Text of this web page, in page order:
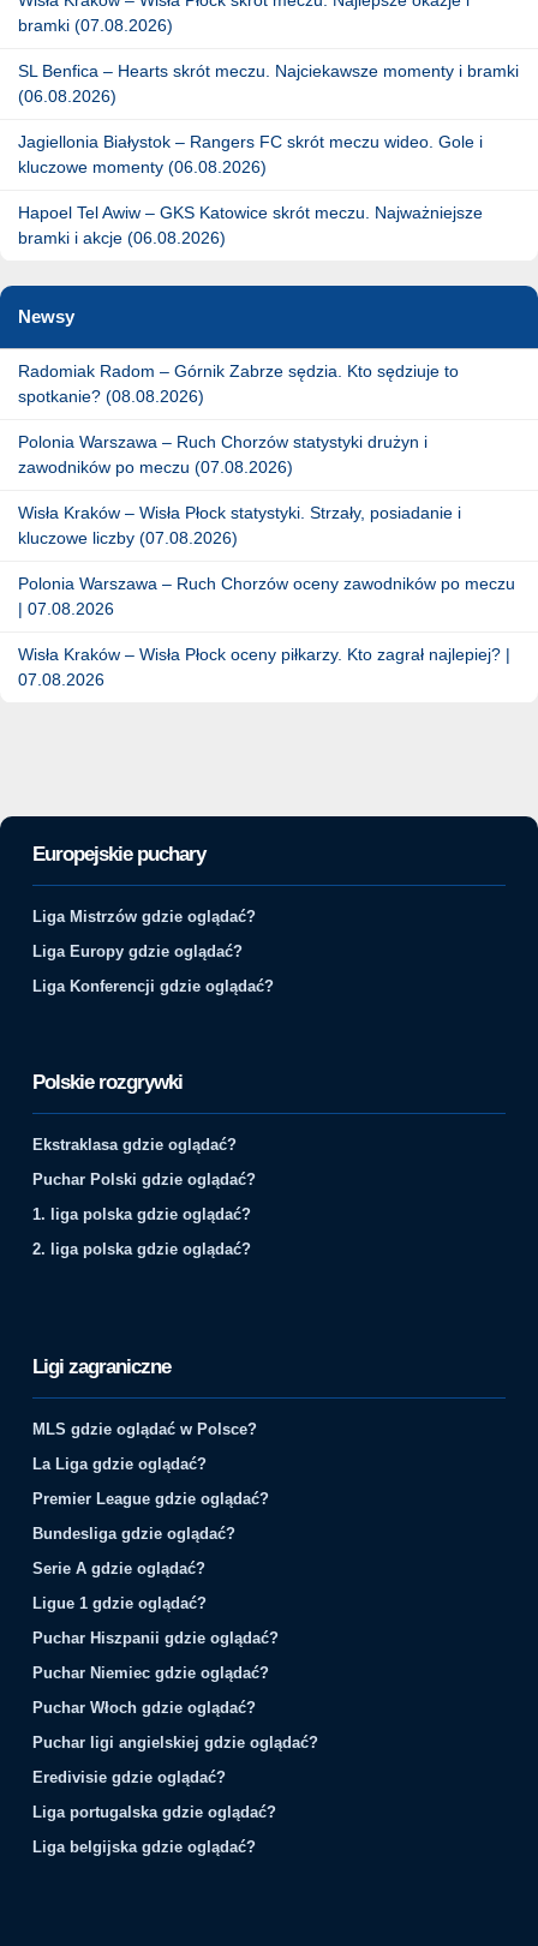
bramki (07.08.2026)
SL Benfica – Hearts skrót meczu. Najciekawsze momenty i bramki
(06.08.2026)
Jagiellonia Białystok – Rangers FC skrót meczu wideo. Gole i
kluczowe momenty (06.08.2026)
Hapoel Tel Awiw – GKS Katowice skrót meczu. Najważniejsze
bramki i akcje (06.08.2026)
Newsy
Radomiak Radom – Górnik Zabrze sędzia. Kto sędziuje to
spotkanie? (08.08.2026)
Polonia Warszawa – Ruch Chorzów statystyki drużyn i
zawodników po meczu (07.08.2026)
Wisła Kraków – Wisła Płock statystyki. Strzały, posiadanie i
kluczowe liczby (07.08.2026)
Polonia Warszawa – Ruch Chorzów oceny zawodników po meczu
| 07.08.2026
Wisła Kraków – Wisła Płock oceny piłkarzy. Kto zagrał najlepiej? |
07.08.2026
Europejskie puchary
Liga Mistrzów gdzie oglądać?
Liga Europy gdzie oglądać?
Liga Konferencji gdzie oglądać?
Polskie rozgrywki
Ekstraklasa gdzie oglądać?
Puchar Polski gdzie oglądać?
1. liga polska gdzie oglądać?
2. liga polska gdzie oglądać?
Ligi zagraniczne
MLS gdzie oglądać w Polsce?
La Liga gdzie oglądać?
Premier League gdzie oglądać?
Bundesliga gdzie oglądać?
Serie A gdzie oglądać?
Ligue 1 gdzie oglądać?
Puchar Hiszpanii gdzie oglądać?
Puchar Niemiec gdzie oglądać?
Puchar Włoch gdzie oglądać?
Puchar ligi angielskiej gdzie oglądać?
Eredivisie gdzie oglądać?
Liga portugalska gdzie oglądać?
Liga belgijska gdzie oglądać?